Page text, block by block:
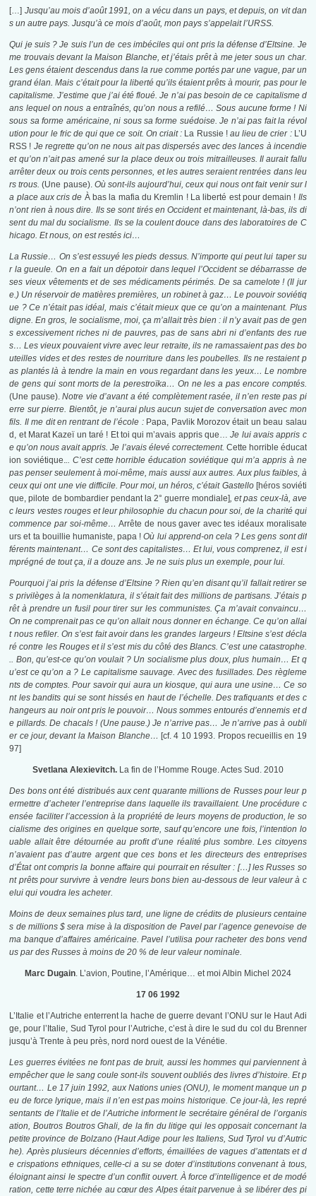
[…] Jusqu’au mois d’août 1991, on a vécu dans un pays, et depuis, on vit dan
s un autre pays. Jusqu’à ce mois d’août, mon pays s’appelait l’URSS.
Qui je suis ? Je suis l’un de ces imbéciles qui ont pris la défense d’Eltsine. Je
me trouvais devant la Maison Blanche, et j’étais prêt à me jeter sous un char.
Les gens étaient descendus dans la rue comme portés par une vague, par un
grand élan. Mais c’était pour la liberté qu’ils étaient prêts à mourir, pas pour le
capitalisme. J’estime que j’ai été floué. Je n’ai pas besoin de ce capitalisme d
ans lequel on nous a entraînés, qu’on nous a refilé… Sous aucune forme ! Ni
sous sa forme américaine, ni sous sa forme suédoise. Je n’ai pas fait la révol
ution pour le fric de qui que ce soit. On criait : La Russie !au lieu de crier : L’U
RSS ! Je regrette qu’on ne nous ait pas dispersés avec des lances à incendie
et qu’on n’ait pas amené sur la place deux ou trois mitrailleuses. Il aurait fallu
arrêter deux ou trois cents personnes, et les autres seraient rentrées dans leu
rs trous.(Une pause).Où sont-ils aujourd’hui, ceux qui nous ont fait venir sur l
a place aux cris de À bas la mafia du Kremlin ! La liberté est pour demain ! Ils
n’ont rien à nous dire. Ils se sont tirés en Occident et maintenant, là-bas, ils di
sent du mal du socialisme. Ils se la coulent douce dans des laboratoires de C
hicago. Et nous, on est restés ici…
La Russie… On s’est essuyé les pieds dessus. N’importe qui peut lui taper su
r la gueule. On en a fait un dépotoir dans lequel l’Occident se débarrasse de
ses vieux vêtements et de ses médicaments périmés. De sa camelote ! (Il jur
e.) Un réservoir de matières premières, un robinet à gaz… Le pouvoir soviétiq
ue ? Ce n’était pas idéal, mais c’était mieux que ce qu’on a maintenant. Plus
digne. En gros, le socialisme, moi, ça m’allait très bien : il n’y avait pas de gen
s excessivement riches ni de pauvres, pas de sans abri ni d’enfants des rue
s… Les vieux pouvaient vivre avec leur retraite, ils ne ramassaient pas des bo
uteilles vides et des restes de nourriture dans les poubelles. Ils ne restaient p
as plantés là à tendre la main en vous regardant dans les yeux… Le nombre
de gens qui sont morts de la perestroïka… On ne les a pas encore comptés.
(Une pause).Notre vie d’avant a été complètement rasée, il n’en reste pas pi
erre sur pierre. Bientôt, je n’aurai plus aucun sujet de conversation avec mon
fils. Il me dit en rentrant de l’école : Papa, Pavlik Morozov était un beau salau
d, et Marat Kazeï un taré ! Et toi qui m’avais appris que… Je lui avais appris c
e qu’on nous avait appris. Je l’avais élevé correctement. Cette horrible éducat
ion soviétique... C’est cette horrible éducation soviétique qui m’a appris à ne
pas penser seulement à moi-même, mais aussi aux autres. Aux plus faibles, à
ceux qui ont une vie difficile. Pour moi, un héros, c’était Gastello [héros soviéti
que, pilote de bombardier pendant la 2° guerre mondiale], et pas ceux-là, ave
c leurs vestes rouges et leur philosophie du chacun pour soi, de la charité qui
commence par soi-même…Arrête de nous gaver avec tes idéaux moralisate
urs et ta bouillie humaniste, papa ! Où lui apprend-on cela ? Les gens sont dif
férents maintenant… Ce sont des capitalistes… Et lui, vous comprenez, il est i
mprégné de tout ça, il a douze ans. Je ne suis plus un exemple, pour lui.
Pourquoi j’ai pris la défense d’Eltsine ? Rien qu’en disant qu’il fallait retirer se
s privilèges à la nomenklatura, il s’était fait des millions de partisans. J’étais p
rêt à prendre un fusil pour tirer sur les communistes. Ça m’avait convaincu…
On ne comprenait pas ce qu’on allait nous donner en échange. Ce qu’on allai
t nous refiler. On s’est fait avoir dans les grandes largeurs ! Eltsine s’est décla
ré contre les Rouges et il s’est mis du côté des Blancs. C’est une catastrophe.
.. Bon, qu’est-ce qu’on voulait ? Un socialisme plus doux, plus humain… Et q
u’est ce qu’on a ? Le capitalisme sauvage. Avec des fusillades. Des règleme
nts de comptes. Pour savoir qui aura un kiosque, qui aura une usine… Ce so
nt les bandits qui se sont hissés en haut de l’échelle. Des trafiquants et des c
hangeurs au noir ont pris le pouvoir… Nous sommes entourés d’ennemis et d
e pillards. De chacals ! (Une pause.) Je n’arrive pas… Je n’arrive pas à oubli
er ce jour, devant la Maison Blanche… [cf. 4 10 1993. Propos recueillis en 19
97]
Svetlana Alexievitch. La fin de l’Homme Rouge. Actes Sud. 2010
Des bons ont été distribués aux cent quarante millions de Russes pour leur p
ermettre d’acheter l’entreprise dans laquelle ils travaillaient. Une procédure c
ensée faciliter l’accession à la propriété de leurs moyens de production, le so
cialisme des origines en quelque sorte, sauf qu’encore une fois, l’intention lo
uable allait être détournée au profit d’une réalité plus sombre. Les citoyens
n’avaient pas d’autre argent que ces bons et les directeurs des entreprises
d’État ont compris la bonne affaire qui pourrait en résulter : […] les Russes so
nt prêts pour survivre à vendre leurs bons bien au-dessous de leur valeur à c
elui qui voudra les acheter.
Moins de deux semaines plus tard, une ligne de crédits de plusieurs centaine
s de millions $ sera mise à la disposition de Pavel par l’agence genevoise de
ma banque d’affaires américaine. Pavel l’utilisa pour racheter des bons vend
us par des Russes à moins de 20 % de leur valeur nominale.
Marc Dugain. L’avion, Poutine, l’Amérique… et moi Albin Michel 2024
17 06 1992
L’Italie et l’Autriche enterrent la hache de guerre devant l’ONU sur le Haut Adi
ge, pour l’Italie, Sud Tyrol pour l’Autriche, c’est à dire le sud du col du Brenner
jusqu’à Trente à peu près, nord nord ouest de la Vénétie.
Les guerres évitées ne font pas de bruit, aussi les hommes qui parviennent à
empêcher que le sang coule sont-ils souvent oubliés des livres d’histoire. Et p
ourtant… Le 17 juin 1992, aux Nations unies (ONU), le moment manque un p
eu de force lyrique, mais il n’en est pas moins historique. Ce jour-là, les repré
sentants de l’Italie et de l’Autriche informent le secrétaire général de l’organis
ation, Boutros Boutros Ghali, de la fin du litige qui les opposait concernant la
petite province de Bolzano (Haut Adige pour les Italiens, Sud Tyrol vu d’Autric
he). Après plusieurs décennies d’efforts, émaillées de vagues d’attentats et d
e crispations ethniques, celle-ci a su se doter d’institutions convenant à tous,
éloignant ainsi le spectre d’un conflit ouvert. À force d’intelligence et de modé
ration, cette terre nichée au cœur des Alpes était parvenue à se libérer des pi